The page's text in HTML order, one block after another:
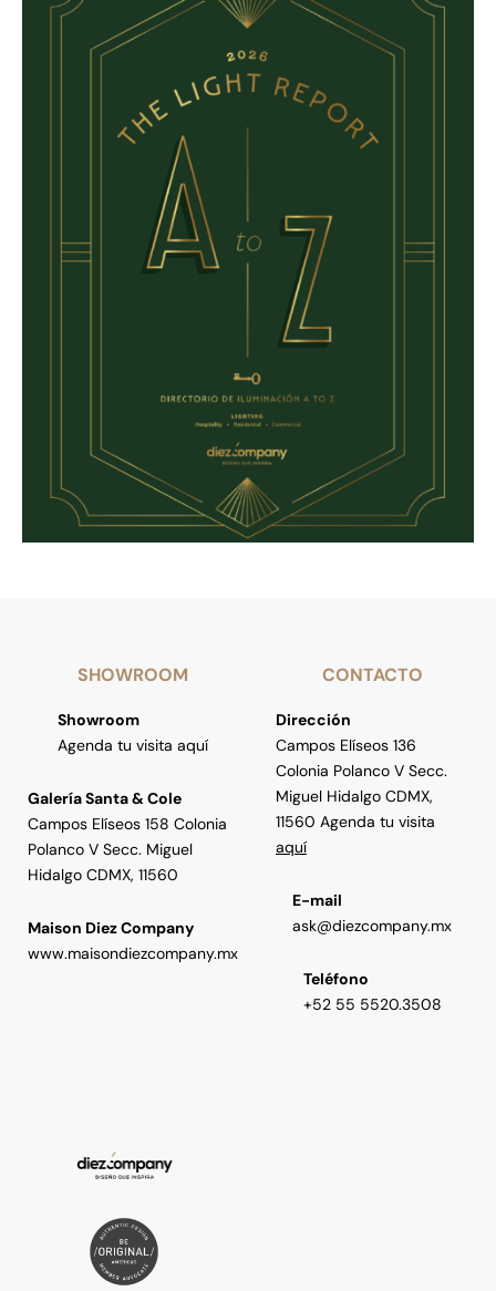
SHOWROOM
Showroom
Agenda tu visita aquí
Galería Santa & Cole
Campos Elíseos 158 Colonia
Polanco V Secc. Miguel
Hidalgo CDMX, 11560
Maison Diez Company
www.maisondiezcompany.mx
CONTACTO
Dirección
Campos Elíseos 136
Colonia Polanco V Secc.
Miguel Hidalgo CDMX,
11560 Agenda tu visita
aquí
E-mail
ask@diezcompany.mx
Teléfono
+52 55 5520.3508